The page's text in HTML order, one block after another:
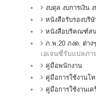
งบดุล งบการเงิน
หนังสือรับรองบริ
หนังสือบริคณฑ์ส
ภ.พ.20 ภงด. ต่างๆ
เอเจนซี่รับแปลภา
คู่มือพนักงาน
คู่มือการใช้งานโ
คู่มือการใช้งานเค